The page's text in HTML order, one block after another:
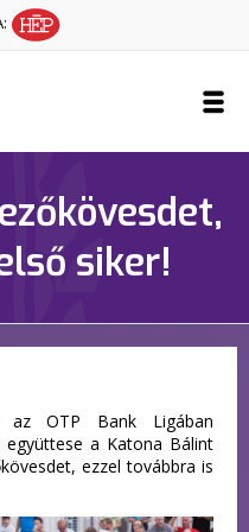
siker!
az OTP Bank Ligában
együttese a Katona Bálint
ezzel továbbra is